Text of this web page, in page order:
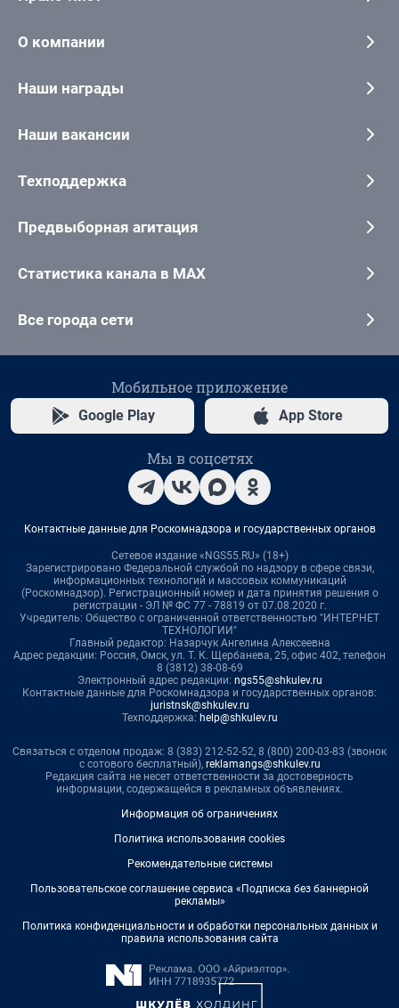
О компании
Наши награды
Наши вакансии
Техподдержка
Предвыборная агитация
Статистика канала в MAX
Все города сети
Мобильное приложение
Google Play App Store
Мы в соцсетях
Контактные данные для Роскомнадзора и государственных органов
Сетевое издание «NGS55.RU» (18+)
Зарегистрировано Федеральной службой по надзору в сфере связи,
информационных технологий и массовых коммуникаций
(Роскомнадзор). Регистрационный номер и дата принятия решения о
регистрации - ЭЛ № ФС 77 - 78819 от 07.08.2020 г.
Учредитель: Общество с ограниченной ответственностью "ИНТЕРНЕТ
ТЕХНОЛОГИИ"
Главный редактор: Назарчук Ангелина Алексеевна
Адрес редакции: Россия, Омск, ул. Т. К. Щербанева, 25, офис 402, телефон
8 (3812) 38-08-69
Электронный адрес редакции: ngs55@shkulev.ru
Контактные данные для Роскомнадзора и государственных органов:
juristnsk@shkulev.ru
Техподдержка: help@shkulev.ru
Связаться с отделом продаж: 8 (383) 212-52-52, 8 (800) 200-03-83 (звонок
с сотового бесплатный), reklamangs@shkulev.ru
Редакция сайта не несет ответственности за достоверность
информации, содержащейся в рекламных объявлениях.
Информация об ограничениях
Политика использования cookies
Рекомендательные системы
Пользовательское соглашение сервиса «Подписка без баннерной
рекламы»
Политика конфиденциальности и обработки персональных данных и
правила использования сайта